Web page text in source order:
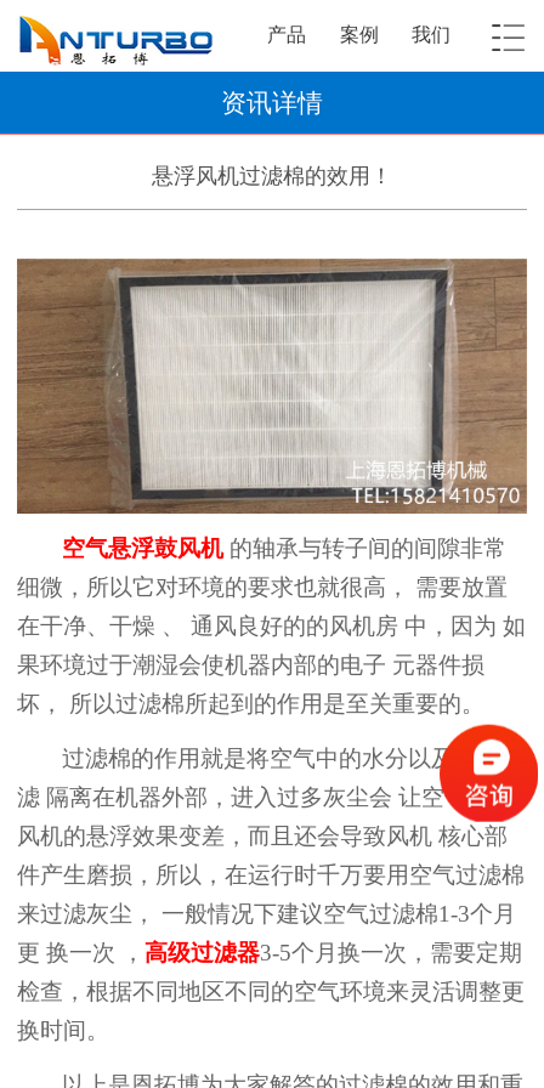
产品 案例 我们
资讯详情
悬浮风机过滤棉的效用！
空气悬浮鼓风机 的轴承与转子间的间隙非常
细微，所以它对环境的要求也就很高， 需要放置
在干净、干燥 、 通风良好的的 风机房 中，因为 如
果环境过于潮湿会使机器内部的电子 元器件损
坏，
所以过滤棉所起到的作用是至关重要的。
过滤棉的作用就是将空气中的水分以及
灰尘过
滤 隔离在机器外部 ， 进入过多灰尘会 让空气悬浮
风机的悬浮效果变差， 而且 还会导致风机 核心部
件产生磨损 ，所以， 在运行时千万要用空气过滤棉
来过滤灰尘，
一般情况下建议空气过滤棉1-3个月
更 换一次 ， 高级过滤器3-5个月换一次，需要定期
检查，根据不同地区不同的空气环境来灵活调整更
换时间。